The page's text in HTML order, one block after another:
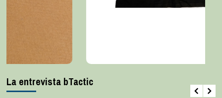
La entrevista bTactic